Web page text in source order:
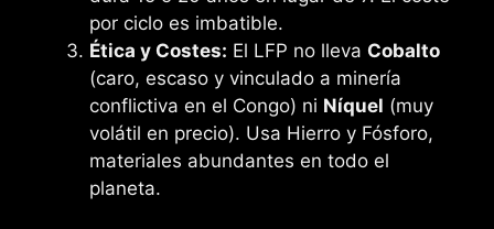
por ciclo es imbatible.
Ética y Costes: El LFP no lleva Cobalto
(caro, escaso y vinculado a minería
conflictiva en el Congo) ni Níquel (muy
volátil en precio). Usa Hierro y Fósforo,
materiales abundantes en todo el
planeta.